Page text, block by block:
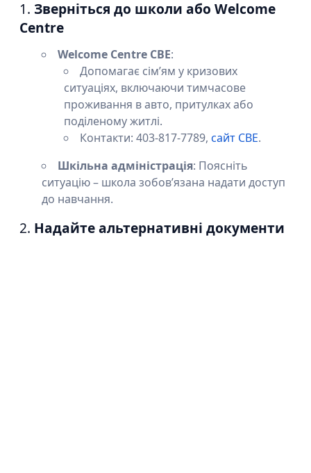
1. Зверніться до школи або Welcome
Centre
Welcome Centre CBE:
Допомагає сім’ям у кризових
ситуаціях, включаючи тимчасове
проживання в авто, притулках або
поділеному житлі.
Контакти: 403-817-7789, сайт CBE.
Шкільна адміністрація: Поясніть
ситуацію – школа зобов’язана надати доступ
до навчання.
2. Надайте альтернативні документи